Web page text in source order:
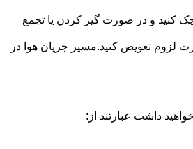
کنید و در صورت گیر کردن یا تجمع
لزوم تعویض کنید.مسیر جریان هوا در
داشت عبارتند از: